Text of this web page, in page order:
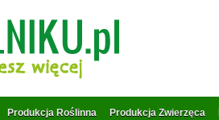
Produkcja Roślinna Produkcja Zwierzęca